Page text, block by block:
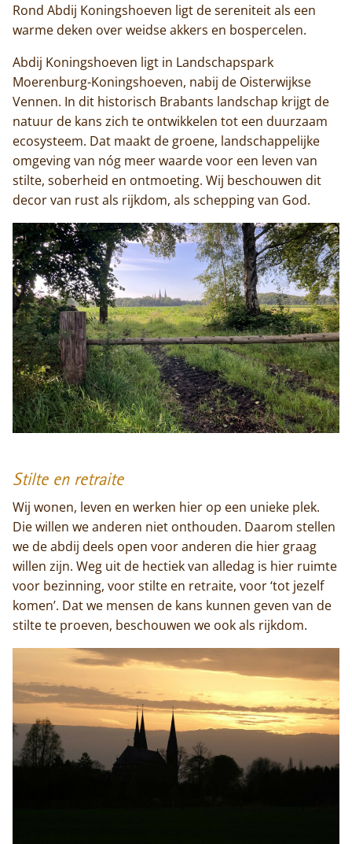
Rond Abdij Koningshoeven ligt de sereniteit als een
warme deken over weidse akkers en bospercelen.
Abdij Koningshoeven ligt in Landschapspark
Moerenburg-Koningshoeven, nabij de Oisterwijkse
Vennen. In dit historisch Brabants landschap krijgt de
natuur de kans zich te ontwikkelen tot een duurzaam
ecosysteem. Dat maakt de groene, landschappelijke
omgeving van nóg meer waarde voor een leven van
stilte, soberheid en ontmoeting. Wij beschouwen dit
decor van rust als rijkdom, als schepping van God.
Stilte en retraite
Wij wonen, leven en werken hier op een unieke plek.
Die willen we anderen niet onthouden. Daarom stellen
we de abdij deels open voor anderen die hier graag
willen zijn. Weg uit de hectiek van alledag is hier ruimte
voor bezinning, voor stilte en retraite, voor ‘tot jezelf
komen’. Dat we mensen de kans kunnen geven van de
stilte te proeven, beschouwen we ook als rijkdom.